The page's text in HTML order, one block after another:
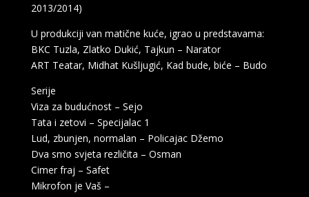
2013/2014)
U produkciji van matične kuće, igrao u predstavama:
BKC Tuzla, Zlatko Dukić, Tajkun – Narator
ART Teatar, Midhat Kušljugić, Kad bude, biće – Budo
Serije
Viza za budućnost – Sejo
Tata i zetovi – Specijalac 1
Lud, zbunjen, normalan – Policajac Džemo
Dva smo svjeta rezličita – Osman
Cimer fraj – Safet
Mikrofon je Vaš –